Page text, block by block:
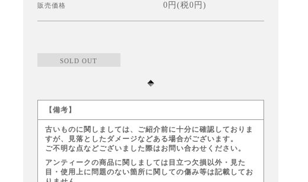
販売価格 0円(税0円)
SOLD OUT
【備考】
古いものに関しましては、ご紹介前に十分に確認しておりま
すが、見落としたダメージなどある場合がございます。
ご不明な点などございました際はお問い合わせください。
アンティークの商品に関しましては目立つ欠損以外・見た
目・使用上に問題のない箇所に関しての傷み等は記載してお